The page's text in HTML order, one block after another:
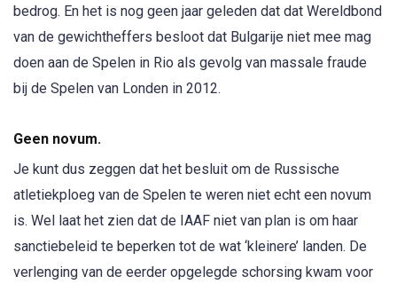
bedrog. En het is nog geen jaar geleden dat dat Wereldbond
van de gewichtheffers besloot dat Bulgarije niet mee mag
doen aan de Spelen in Rio als gevolg van massale fraude
bij de Spelen van Londen in 2012.
Geen novum.
Je kunt dus zeggen dat het besluit om de Russische
atletiekploeg van de Spelen te weren niet echt een novum
is. Wel laat het zien dat de IAAF niet van plan is om haar
sanctiebeleid te beperken tot de wat ‘kleinere’ landen. De
verlenging van de eerder opgelegde schorsing kwam voor